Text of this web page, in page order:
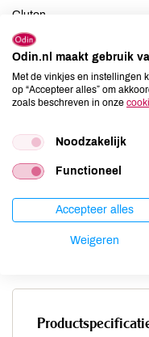
Gluten
Lactose
Lupine
Mosterd
Noten
Selderij
Sesam
Odin.nl maakt gebruik
Met de vinkjes en instellingen
op “Accepteer alles” om
zoals beschreven in onze
Noodzakelijk
Functioneel
Accepteer alles
Weigeren